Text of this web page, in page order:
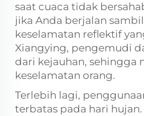
saat cuaca tidak
jika Anda berjalan
keselamatan reflektif
Xiangying, pengemudi
dari kejauhan, sehingga
keselamatan orang.
Terlebih lagi,
terbatas pada hari hujan.